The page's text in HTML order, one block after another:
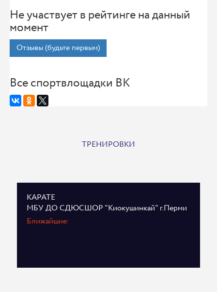
Не участвует в рейтинге на данный
момент
Отзывы (будьте первым)
Все спортвлощадки ВК
ТРЕНИРОВКИ
КАРАТЕ
МБУ ДО СДЮСШОР "Киокушинкай" г.Перми
Ближайшие: